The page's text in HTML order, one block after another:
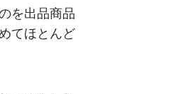
を出品商品
てほとんど